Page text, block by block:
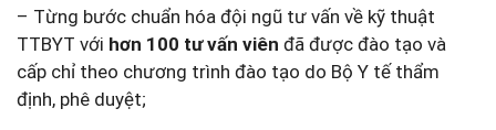
– Từng bước chuẩn hóa đội ngũ tư vấn về kỹ thuật
TTBYT với hơn 100 tư vấn viên đã được đào tạo và
cấp chỉ theo chương trình đào tạo do Bộ Y tế thẩm
định, phê duyệt;